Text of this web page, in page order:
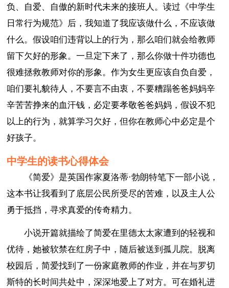
负、自爱、自傲的新时代未来的接班人。读过《中学生
日常行为规范》后，我知道了我应该做什么，不应该做
什么。假设咱们违背以上的行为，那么咱们就会给教师
留下欠好的形象。一旦定下来了，那么你做十件功德也
很难拯救教师对你的形象。作为女生更应该自负自爱，
咱们要礼貌待人，不要言不由衷，不要糟蹋爸爸妈妈辛
辛苦苦挣来的血汗钱，必定要孝敬爸爸妈妈，假设不犯
以上的行为，就算学习欠好，但你在教师心中必定是个
好孩子。
中学生的读书心得体会
《简爱》是英国作家夏洛蒂·勃朗特笔下一部小说，
这本书让我看到了底层公民所受尽的苦难，以及主人公
勇于抵挡，寻求真爱的传奇精力。
小说开篇就描绘了简爱在里德太太家遭到的轻视和
优待，她被软禁在红房子中，随后被送到孤儿院。脱离
校园后，简爱找到了一份家庭教师的作业，并在与罗切
斯特的长时间共处中，深深地爱上了对方。可在婚礼进